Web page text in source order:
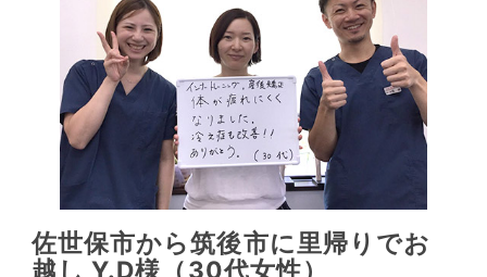
佐世保市から筑後市に里帰りでお
越し Y.D様（30代女性）